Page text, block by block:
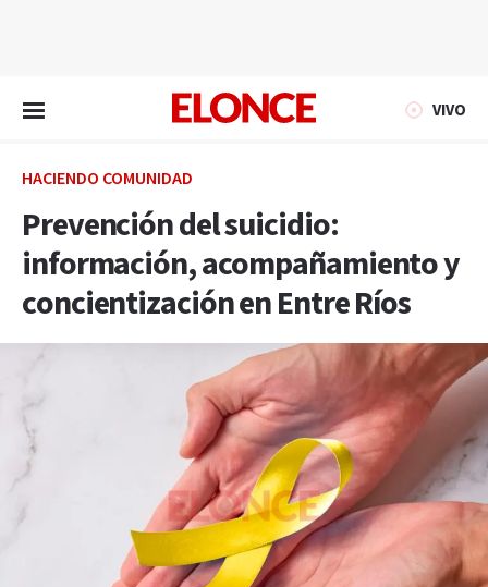
VIVO
HACIENDO COMUNIDAD
Prevención del suicidio:
información, acompañamiento y
concientización en Entre Ríos